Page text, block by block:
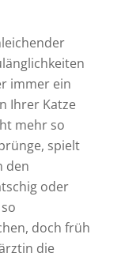
immer ein
Ihrer Katze
mehr so
spielt
den
oder
doch früh
die